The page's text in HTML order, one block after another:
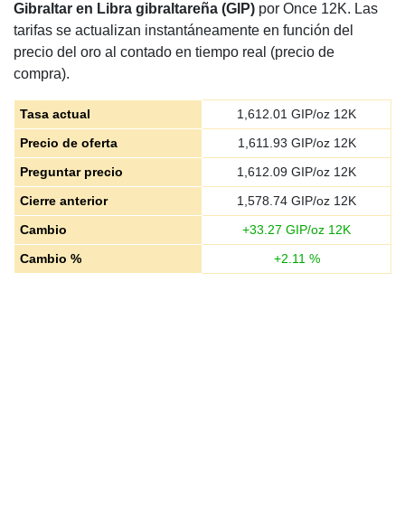
Gibraltar en Libra gibraltareña (GIP) por Once 12K. Las
tarifas se actualizan instantáneamente en función del
precio del oro al contado en tiempo real (precio de
compra).
Tasa actual 1,612.01 GIP/oz 12K
Precio de oferta
1,611.93 GIP/oz 12K
Preguntar precio
1,612.09 GIP/oz 12K
Cierre anterior
1,578.74 GIP/oz 12K
Cambio
+33.27 GIP/oz 12K
Cambio %
+2.11 %